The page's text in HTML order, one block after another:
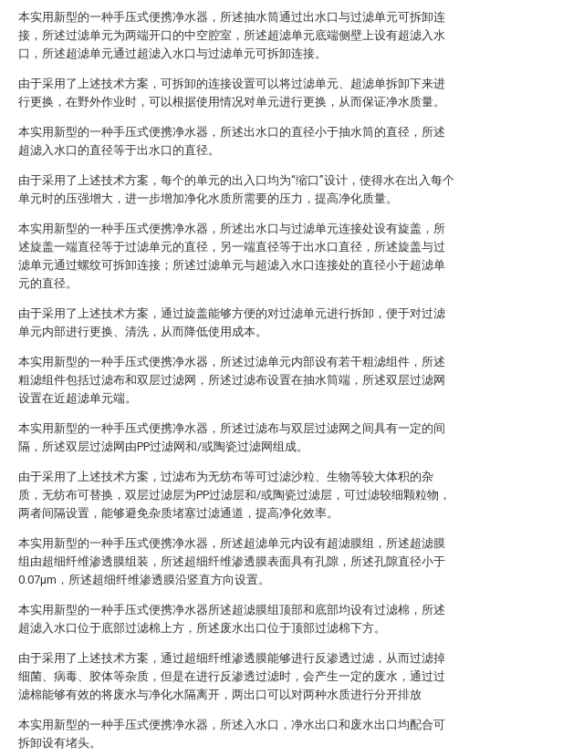
本实用新型的一种手压式便携净水器，所述抽水筒通过出水口与过滤单元可拆卸连
接，所述过滤单元为两端开口的中空腔室，所述超滤单元底端侧壁上设有超滤入水
口，所述超滤单元通过超滤入水口与过滤单元可拆卸连接。
由于采用了上述技术方案，可拆卸的连接设置可以将过滤单元、超滤单拆卸下来进
行更换，在野外作业时，可以根据使用情况对单元进行更换，从而保证净水质量。
本实用新型的一种手压式便携净水器，所述出水口的直径小于抽水筒的直径，所述
超滤入水口的直径等于出水口的直径。
由于采用了上述技术方案，每个的单元的出入口均为“缩口”设计，使得水在出入每个
单元时的压强增大，进一步增加净化水质所需要的压力，提高净化质量。
本实用新型的一种手压式便携净水器，所述出水口与过滤单元连接处设有旋盖，所
述旋盖一端直径等于过滤单元的直径，另一端直径等于出水口直径，所述旋盖与过
滤单元通过螺纹可拆卸连接；所述过滤单元与超滤入水口连接处的直径小于超滤单
元的直径。
由于采用了上述技术方案，通过旋盖能够方便的对过滤单元进行拆卸，便于对过滤
单元内部进行更换、清洗，从而降低使用成本。
本实用新型的一种手压式便携净水器，所述过滤单元内部设有若干粗滤组件，所述
粗滤组件包括过滤布和双层过滤网，所述过滤布设置在抽水筒端，所述双层过滤网
设置在近超滤单元端。
本实用新型的一种手压式便携净水器，所述过滤布与双层过滤网之间具有一定的间
隔，所述双层过滤网由PP过滤网和/或陶瓷过滤网组成。
由于采用了上述技术方案，过滤布为无纺布等可过滤沙粒、生物等较大体积的杂
质，无纺布可替换，双层过滤层为PP过滤层和/或陶瓷过滤层，可过滤较细颗粒物，
两者间隔设置，能够避免杂质堵塞过滤通道，提高净化效率。
本实用新型的一种手压式便携净水器，所述超滤单元内设有超滤膜组，所述超滤膜
组由超细纤维渗透膜组装，所述超细纤维渗透膜表面具有孔隙，所述孔隙直径小于
0.07μm，所述超细纤维渗透膜沿竖直方向设置。
本实用新型的一种手压式便携净水器所述超滤膜组顶部和底部均设有过滤棉，所述
超滤入水口位于底部过滤棉上方，所述废水出口位于顶部过滤棉下方。
由于采用了上述技术方案，通过超细纤维渗透膜能够进行反渗透过滤，从而过滤掉
细菌、病毒、胶体等杂质，但是在进行反渗透过滤时，会产生一定的废水，通过过
滤棉能够有效的将废水与净化水隔离开，两出口可以对两种水质进行分开排放
本实用新型的一种手压式便携净水器，所述入水口，净水出口和废水出口均配合可
拆卸设有堵头。